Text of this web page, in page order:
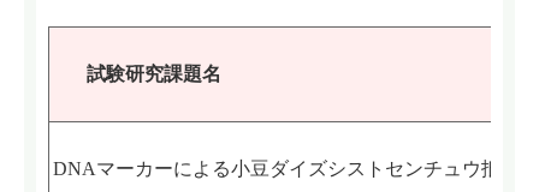
試験研究課題名
DNAマーカーによる小豆ダイズシストセンチュウ抵抗